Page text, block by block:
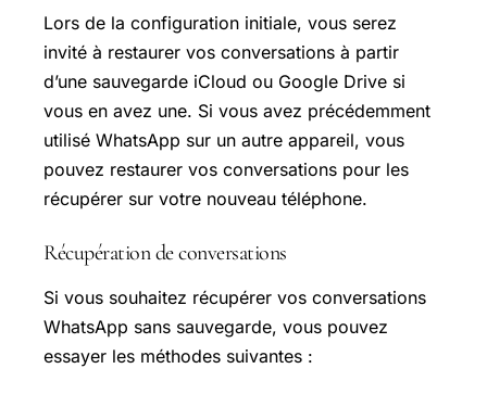
Lors de la configuration initiale, vous serez
invité à restaurer vos conversations à partir
d’une sauvegarde iCloud ou Google Drive si
vous en avez une. Si vous avez précédemment
utilisé WhatsApp sur un autre appareil, vous
pouvez restaurer vos conversations pour les
récupérer sur votre nouveau téléphone.
Récupération de conversations
Si vous souhaitez récupérer vos conversations
WhatsApp sans sauvegarde, vous pouvez
essayer les méthodes suivantes :